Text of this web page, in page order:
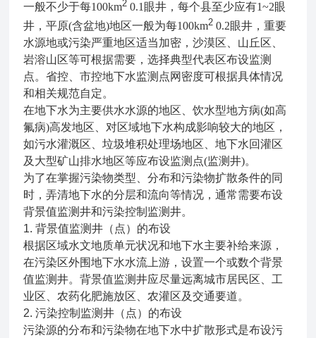
一般不少于每100km20.1眼井，每个县至少应有1~2眼
井，平原(含盆地)地区一般为每100km20.2眼井，重要
水源地或污染严重地区适当加密，沙漠区、山丘区、
岩溶山区等可根据需要，选择典型代表区布设监测
点。省控、市控地下水监测点网密度可根据具体情况
和相关规范自定。
在地下水为主要供水水源的地区、饮水型地方病(如高
氟病)高发地区、对区域地下水构成影响较大的地区，
如污水灌溉区、垃圾堆积处理场地区、地下水回灌区
及大型矿山排水地区等应布设监测点(监测井)。
为了在掌握污染物类型、分布和污染物扩散条件的同
时，弄清地下水的分层和流向等情况，通常需要布设
背景值监测井和污染控制监测井。
1. 背景值监测井（点）的布设
根据区域水文地质单元状况和地下水主要补给来源，
在污染区外围地下水水流上游，设置一个或数个背景
值监测井。背景值监测井应尽量远离城市居民区、工
业区、农药化肥施放区、农灌区及交通要道。
2. 污染控制监测井（点）的布设
污染源的分布和污染物在地下水中扩散形式是布设污